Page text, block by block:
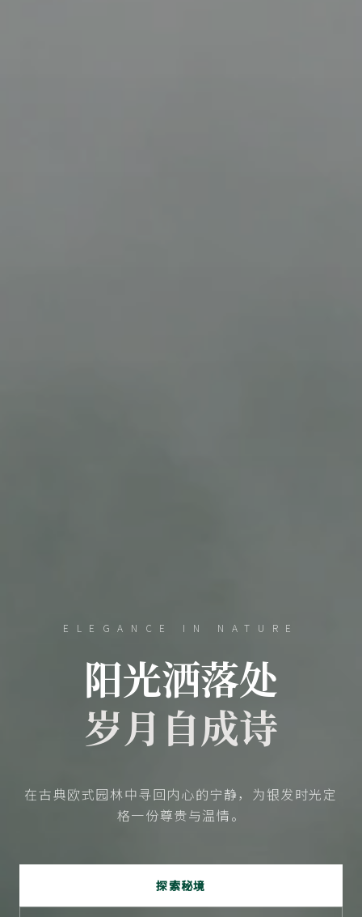
ELEGANCE IN NATURE
阳光洒落处
岁月自成诗
在古典欧式园林中寻回内心的宁静，为银发时光定
格一份尊贵与温情。
探索秘境